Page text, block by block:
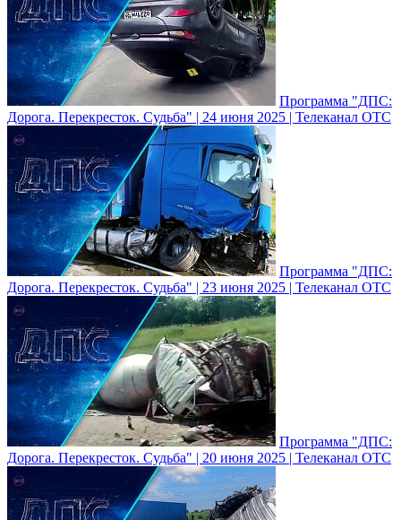
Программа "ДПС:
Дорога. Перекресток. Судьба" | 24 июня 2025 | Телеканал ОТС
Программа "ДПС:
Дорога. Перекресток. Судьба" | 23 июня 2025 | Телеканал ОТС
Программа "ДПС:
Дорога. Перекресток. Судьба" | 20 июня 2025 | Телеканал ОТС